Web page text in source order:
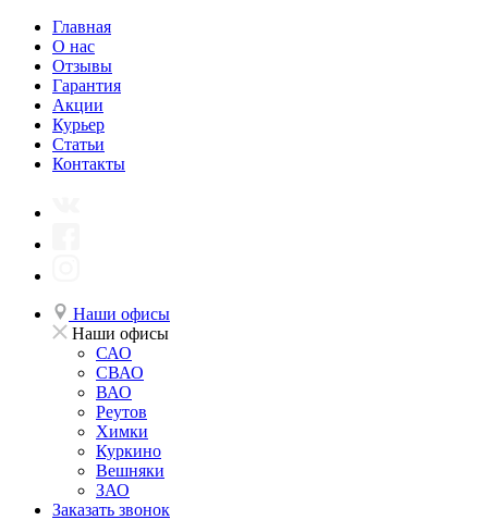
Главная
О нас
Отзывы
Гарантия
Акции
Курьер
Статьи
Контакты
Наши офисы
Наши офисы
САО
СВАО
ВАО
Реутов
Химки
Куркино
Вешняки
ЗАО
Заказать звонок